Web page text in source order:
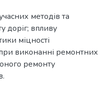
методів та
доріг; впливу
міцності
виконанні ремонтних
ремонту